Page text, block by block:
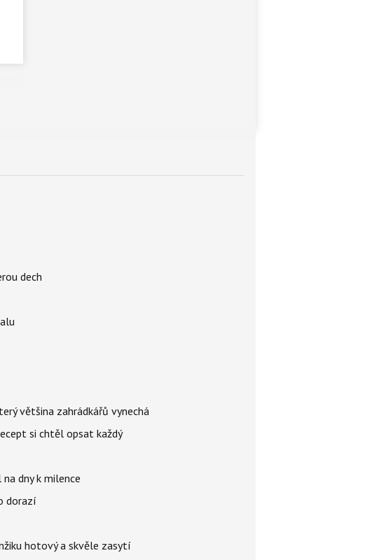
dech
většina zahrádkářů vynechá
si chtěl opsat každý
dny k milence
dorazí
hotový a skvěle zasytí